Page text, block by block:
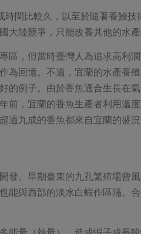
間比較久，以至於隨著養鰻技
陸競爭，只能改養其他的水產
區，但當時臺灣人為追求高利
為回憶。不過，宜蘭的水產養
的例子。由於香魚適合生長在
，宜蘭的香魚生產者利用溫度
過九成的香魚都來自宜蘭的盛況
發。早期臺東的九孔繁殖場曾
能與西部的淡水白蝦作區隔。